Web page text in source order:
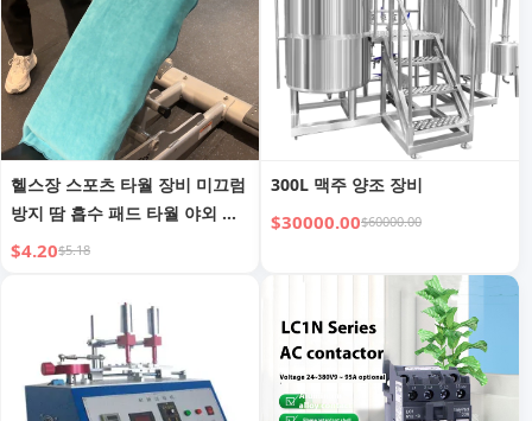
헬스장 스포츠 타월 장비 미끄럼
방지 땀 흡수 패드 타월 야외 달
리기 산악 등반 마라톤 통기성
$4.20$5.18
300L 맥주 양조 장비
$30000.00$60000.00